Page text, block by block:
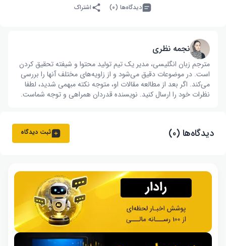
دیدگاه‌ها (۰) اشتراک
نجمه نظری
مترجم زبان انگلیسی، مدیر یک تیم تولید محتوا و شیفته تحقیق کردن
است. در موضوعات دقیق می‌شود و از زاویه‌های مختلف آنها را بررسی
می‌کند. اگر بعد از مطالعه مقالات او، متوجه نکته مبهمی شدید، لطفا
نظرات خود را ارسال کنید. نویسنده قدردان همراهی و توجه شماست.
دیدگاه‌ها (۰) ثبت دیدگاه